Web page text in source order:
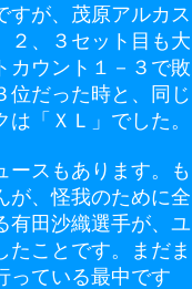
すが、茂原アルカス
２、３セット目も大
カウント１－３で敗
位だった時と、同じ
「ＸＬ」でした。
スもあります。も
が、怪我のために全
有田沙織選手が、ユ
たことです。まだま
っている最中です